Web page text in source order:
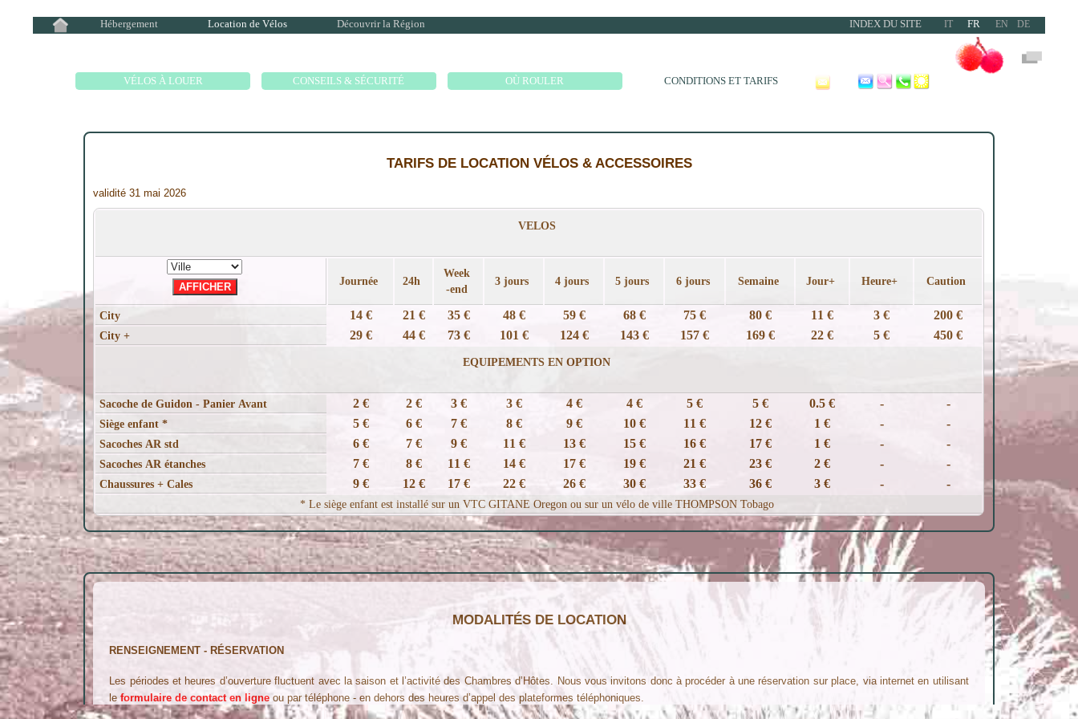
Hébergement Location de Vélos Découvrir la Région DE
EN
FR
IT
INDEX DU SITE
VÉLOS À LOUER CONSEILS & SÉCURITÉ OÙ ROULER CONDITIONS ET TARIFS
TARIFS DE LOCATION VÉLOS & ACCESSOIRES
validité 31 mai 2026
VELOS
Journée 24h
Week
-end
3 jours 4 jours 5 jours 6 jours Semaine Jour+ Heure+ Caution
City 14 € 21 € 35 € 48 € 59 € 68 € 75 € 80 € 11 € 3 € 200 €
City + 29 € 44 € 73 € 101 € 124 € 143 € 157 € 169 € 22 € 5 € 450 €
EQUIPEMENTS EN OPTION
Sacoche de Guidon - Panier Avant 2 € 2 € 3 € 3 € 4 € 4 € 5 € 5 € 0.5 € - -
Siège enfant * 5 € 6 € 7 € 8 € 9 € 10 € 11 € 12 € 1 € - -
Sacoches AR std 6 € 7 € 9 € 11 € 13 € 15 € 16 € 17 € 1 € - -
Sacoches AR étanches 7 € 8 € 11 € 14 € 17 € 19 € 21 € 23 € 2 € - -
Chaussures + Cales 9 € 12 € 17 € 22 € 26 € 30 € 33 € 36 € 3 € - -
* Le siège enfant est installé sur un VTC GITANE Oregon ou sur un vélo de ville THOMPSON Tobago
MODALITÉS DE LOCATION
RENSEIGNEMENT - RÉSERVATION
Les périodes et heures d’ouverture fluctuent avec la saison et l’activité des Chambres d’Hôtes. Nous vous invitons donc à procéder à une réservation sur place, via internet en utilisant
leformulaire de contact en ligneou par téléphone - en dehors des heures d’appel des plateformes téléphoniques.
Aussi nous vous prions de noter que livraisons et retours se font uniquement sur rendez-vous à notre adresse (L'Oustaou d'Aqui - Boulevard Saint Pierre 83460 Les Arcs sur Argens